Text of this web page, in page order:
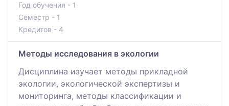
Год обучения - 1
Семестр - 1
Кредитов - 4
Методы исследования в экологии
Дисциплина изучает методы прикладной
экологии, экологической экспертизы и
мониторинга, методы классификации и